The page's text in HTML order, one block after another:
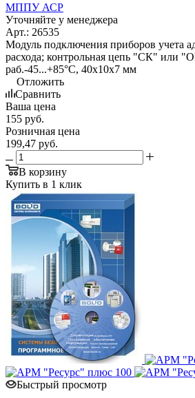
МППУ АСР
Уточняйте у менеджера
Арт.: 26535
Модуль подключения приборов учета
расхода; контрольная цепь "СК" или
раб.-45...+85°C, 40х10х7 мм
Отложить
Сравнить
Ваша цена
155 руб.
Розничная цена
199,47 руб.
В корзину
Купить в 1 клик
Быстрый просмотр